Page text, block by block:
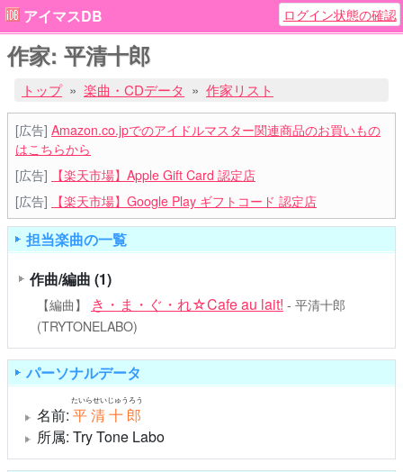
アイマスDB ログイン状態の確認
作家: 平清十郎
トップ 楽曲・CDデータ 作家リスト
[広告] Amazon.co.jpでのアイドルマスター関連商品のお買いもの
はこちらから
[広告]
【楽天市場】Apple Gift Card 認定店
[広告]
【楽天市場】Google Play ギフトコード 認定店
担当楽曲の一覧
作曲/編曲 (1)
【編曲】 き・ま・ぐ・れ☆Cafe au lait! - 平清十郎
(TRYTONELABO)
パーソナルデータ
名前: 平清十郎
たいらせいじゅうろう
所属: Try Tone Labo